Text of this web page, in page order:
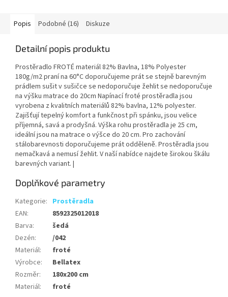
Popis Podobné (16) Diskuze
Detailní popis produktu
Prostěradlo FROTÉ materiál 82% Bavlna, 18% Polyester
180g/m2 praní na 60°C doporučujeme prát se stejně barevným
prádlem sušit v sušičce se nedoporučuje žehlit se nedoporučuje
na výšku matrace do 20cm Napínací froté prostěradla jsou
vyrobena z kvalitních materiálů 82% bavlna, 12% polyester.
Zajišťují tepelný komfort a funkčnost při spánku, jsou velice
příjemná, savá a prodyšná. Výška rohu prostěradla je 25 cm,
ideální jsou na matrace o výšce do 20 cm. Pro zachování
stálobarevnosti doporučujeme prát odděleně. Prostěradla jsou
nemačkavá a nemusí žehlit. V naší nabídce najdete širokou škálu
barevných variant. |
Doplňkové parametry
Kategorie: Prostěradla
EAN:
8592325012018
Barva:
šedá
Dezén:
/042
Materiál:
froté
Výrobce:
Bellatex
Rozměr:
180x200 cm
Materiál: froté